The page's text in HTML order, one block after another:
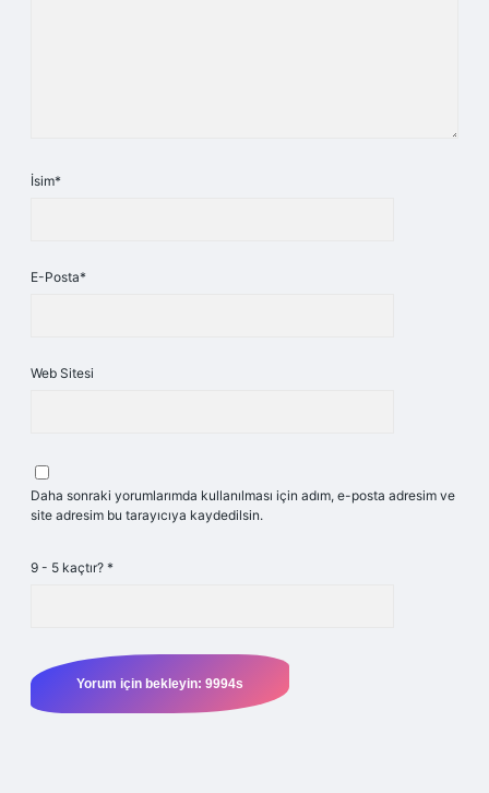
İsim*
E-Posta*
Web Sitesi
Daha sonraki yorumlarımda kullanılması için adım, e-posta adresim ve
site adresim bu tarayıcıya kaydedilsin.
9 - 5 kaçtır? *